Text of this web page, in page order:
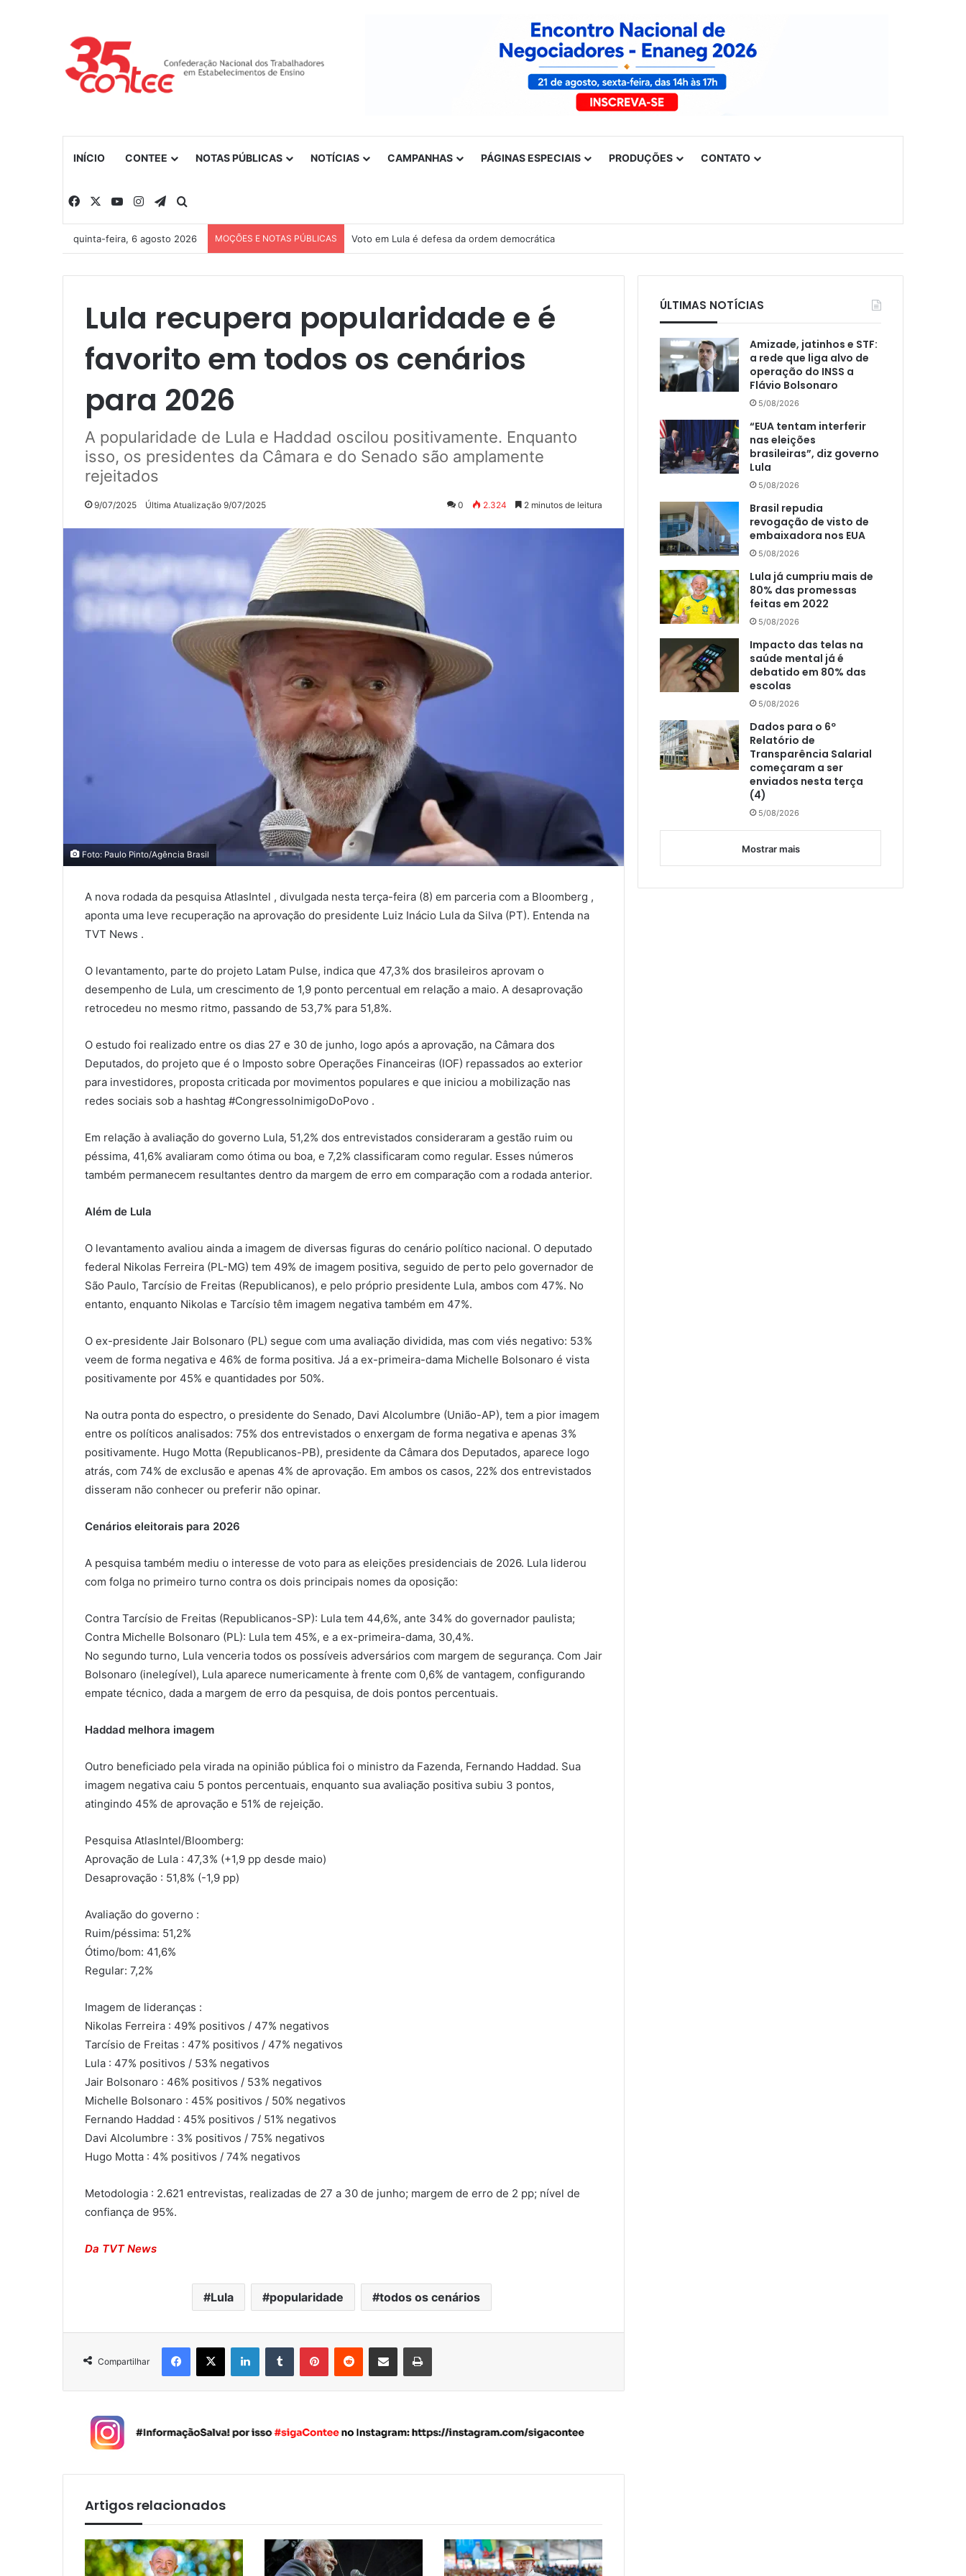
INÍCIO CONTEE NOTAS PÚBLICAS NOTÍCIAS CAMPANHAS PÁGINAS ESPECIAIS PRODUÇÕES CONTATO
Facebook YouTubeInstagramTelegram
quinta-feira, 6 agosto 2026 MOÇÕES E NOTAS PÚBLICAS Nota de solidariedade ao povo venezuelano
Lula recupera popularidade e é
favorito em todos os cenários
para 2026
A popularidade de Lula e Haddad oscilou positivamente. Enquanto
isso, os presidentes da Câmara e do Senado são amplamente
rejeitados
9/07/2025 Última Atualização 9/07/2025 0 2.324 2 minutos de leitura
Foto: Paulo Pinto/Agência Brasil
A nova rodada da pesquisa AtlasIntel , divulgada nesta terça-feira (8) em parceria com a Bloomberg ,
aponta uma leve recuperação na aprovação do presidente Luiz Inácio Lula da Silva (PT). Entenda na
TVT News .
O levantamento, parte do projeto Latam Pulse, indica que 47,3% dos brasileiros aprovam o
desempenho de Lula, um crescimento de 1,9 ponto percentual em relação a maio. A desaprovação
retrocedeu no mesmo ritmo, passando de 53,7% para 51,8%.
O estudo foi realizado entre os dias 27 e 30 de junho, logo após a aprovação, na Câmara dos
Deputados, do projeto que é o Imposto sobre Operações Financeiras (IOF) repassados ao exterior
para investidores, proposta criticada por movimentos populares e que iniciou a mobilização nas
redes sociais sob a hashtag #CongressoInimigoDoPovo .
Em relação à avaliação do governo Lula, 51,2% dos entrevistados consideraram a gestão ruim ou
péssima, 41,6% avaliaram como ótima ou boa, e 7,2% classificaram como regular. Esses números
também permanecem resultantes dentro da margem de erro em comparação com a rodada anterior.
Além de Lula
O levantamento avaliou ainda a imagem de diversas figuras do cenário político nacional. O deputado
federal Nikolas Ferreira (PL-MG) tem 49% de imagem positiva, seguido de perto pelo governador de
São Paulo, Tarcísio de Freitas (Republicanos), e pelo próprio presidente Lula, ambos com 47%. No
entanto, enquanto Nikolas e Tarcísio têm imagem negativa também em 47%.
O ex-presidente Jair Bolsonaro (PL) segue com uma avaliação dividida, mas com viés negativo: 53%
veem de forma negativa e 46% de forma positiva. Já a ex-primeira-dama Michelle Bolsonaro é vista
positivamente por 45% e quantidades por 50%.
Na outra ponta do espectro, o presidente do Senado, Davi Alcolumbre (União-AP), tem a pior imagem
entre os políticos analisados: 75% dos entrevistados o enxergam de forma negativa e apenas 3%
positivamente. Hugo Motta (Republicanos-PB), presidente da Câmara dos Deputados, aparece logo
atrás, com 74% de exclusão e apenas 4% de aprovação. Em ambos os casos, 22% dos entrevistados
disseram não conhecer ou preferir não opinar.
Cenários eleitorais para 2026
A pesquisa também mediu o interesse de voto para as eleições presidenciais de 2026. Lula liderou
com folga no primeiro turno contra os dois principais nomes da oposição:
Contra Tarcísio de Freitas (Republicanos-SP): Lula tem 44,6%, ante 34% do governador paulista;
Contra Michelle Bolsonaro (PL): Lula tem 45%, e a ex-primeira-dama, 30,4%.
No segundo turno, Lula venceria todos os possíveis adversários com margem de segurança. Com Jair
Bolsonaro (inelegível), Lula aparece numericamente à frente com 0,6% de vantagem, configurando
empate técnico, dada a margem de erro da pesquisa, de dois pontos percentuais.
Haddad melhora imagem
Outro beneficiado pela virada na opinião pública foi o ministro da Fazenda, Fernando Haddad. Sua
imagem negativa caiu 5 pontos percentuais, enquanto sua avaliação positiva subiu 3 pontos,
atingindo 45% de aprovação e 51% de rejeição.
Pesquisa AtlasIntel/Bloomberg:
Aprovação de Lula : 47,3% (+1,9 pp desde maio)
Desaprovação : 51,8% (-1,9 pp)
Avaliação do governo :
Ruim/péssima: 51,2%
Ótimo/bom: 41,6%
Regular: 7,2%
Imagem de lideranças :
Nikolas Ferreira : 49% positivos / 47% negativos
Tarcísio de Freitas : 47% positivos / 47% negativos
Lula : 47% positivos / 53% negativos
Jair Bolsonaro : 46% positivos / 53% negativos
Michelle Bolsonaro : 45% positivos / 50% negativos
Fernando Haddad : 45% positivos / 51% negativos
Davi Alcolumbre : 3% positivos / 75% negativos
Hugo Motta : 4% positivos / 74% negativos
Metodologia : 2.621 entrevistas, realizadas de 27 a 30 de junho; margem de erro de 2 pp; nível de
confiança de 95%.
Da TVT News
Lula popularidade todos os cenários
Compartilhar
Artigos relacionados
ÚLTIMAS NOTÍCIAS
Amizade, jatinhos e STF:
a rede que liga alvo de
operação do INSS a
Flávio Bolsonaro
5/08/2026
“EUA tentam interferir
nas eleições
brasileiras”, diz governo
Lula
5/08/2026
Brasil repudia
revogação de visto de
embaixadora nos EUA
5/08/2026
Lula já cumpriu mais de
80% das promessas
feitas em 2022
5/08/2026
Impacto das telas na
saúde mental já é
debatido em 80% das
escolas
5/08/2026
Dados para o 6º
Relatório de
Transparência Salarial
começaram a ser
enviados nesta terça
(4)
5/08/2026
Mostrar mais